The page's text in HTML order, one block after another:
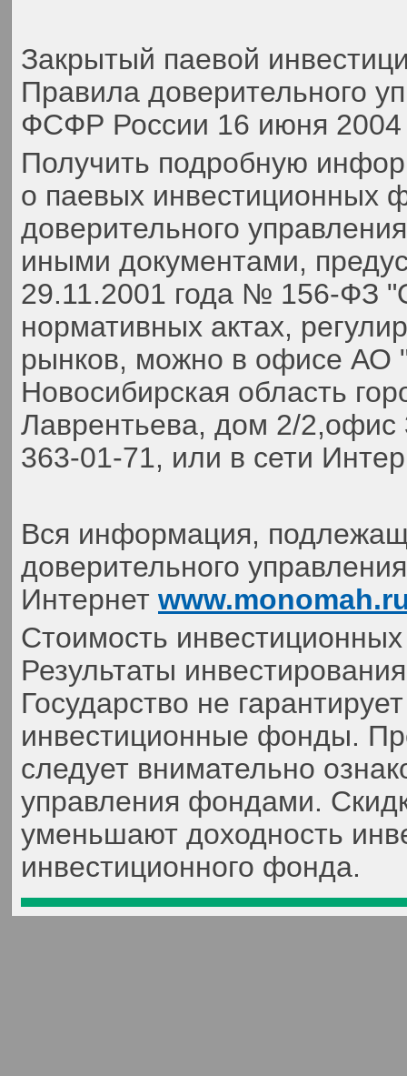
Закрытый паевой
Правила доверительного
ФСФР России 16 июня 2004
Получить подробную
о паевых инвестиционных
доверительного
иными документами,
29.11.2001 года № 156-ФЗ
нормативных актах,
рынков, можно в офисе АО
Новосибирская область
Лаврентьева, дом 2/
363-01-71, или в сети
Вся информация,
доверительного
Интернет
Стоимость
Результаты
Государство не
инвестиционные фонды.
следует внимательно
управления фондами.
уменьшают доходность
инвестиционного фонда.